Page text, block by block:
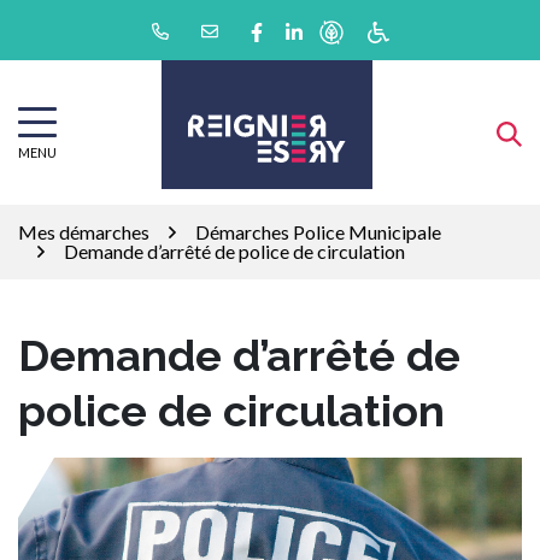
Lien vers le compte Facebook
Lien vers le compte Linkedin
MENU
Mes démarches
Démarches Police Municipale
Demande d’arrêté de police de circulation
Demande d’arrêté de
police de circulation